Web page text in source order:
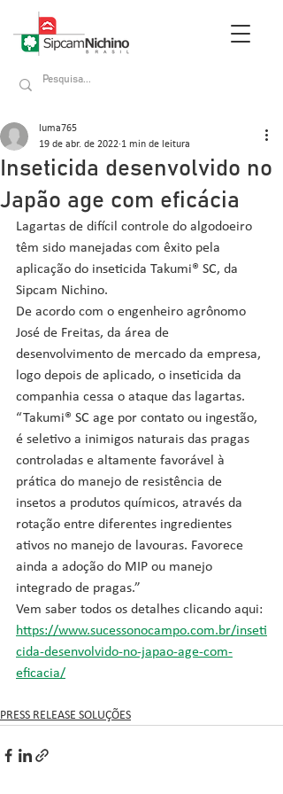
Inseticida desenvolvido no
Japão age com eficácia
luma765
19 de abr. de 2022 1 min de leitura
Lagartas de difícil controle do algodoeiro
têm sido manejadas com êxito pela
aplicação do inseticida Takumi® SC, da
Sipcam Nichino.
De acordo com o engenheiro agrônomo
José de Freitas, da área de
desenvolvimento de mercado da empresa,
logo depois de aplicado, o inseticida da
companhia cessa o ataque das lagartas.
“Takumi® SC age por contato ou ingestão,
é seletivo a inimigos naturais das pragas
controladas e altamente favorável à
prática do manejo de resistência de
insetos a produtos químicos, através da
rotação entre diferentes ingredientes
ativos no manejo de lavouras. Favorece
ainda a adoção do MIP ou manejo
integrado de pragas.”
Vem saber todos os detalhes clicando aqui:
https://www.sucessonocampo.com.br/inseti
cida-desenvolvido-no-japao-age-com-
eficacia/
PRESS RELEASE SOLUÇÕES